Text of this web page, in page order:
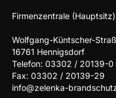
Firmenzentrale (Hauptsitz)
Wolfgang-Küntscher-
16761 Hennigsdorf
Telefon: 03302 / 20139-0
Fax: 03302 / 20139-29
info@zelenka-